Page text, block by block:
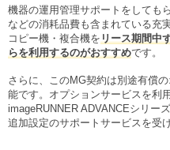
機器の運用管理サポートをしても
などの消耗品費も含まれている充
コピー機・複合機を リース期間中
らを利用するのがおすすめです。
さらに、このMG契約は別途有償
能です。オプションサービスを利
imageRUNNER ADVANCEシリー
追加設定のサポートサービスを受